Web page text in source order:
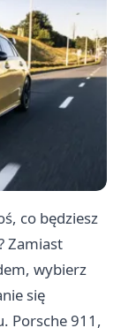
co będziesz
Zamiast
wybierz
się
Porsche 911,